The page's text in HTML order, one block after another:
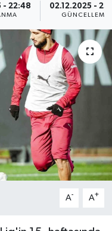
- 22:48 02.12.2025 -
GÜNCELLEME
A- A+